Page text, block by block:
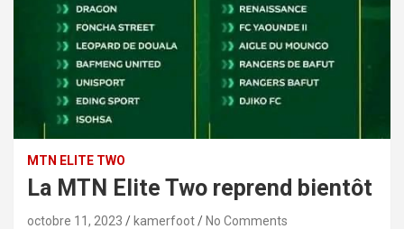
MTN ELITE TWO
La MTN Elite Two reprend bientôt
octobre 11, 2023 kamerfoot No Comments